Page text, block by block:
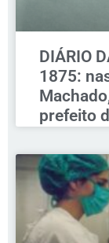
DIÁRIO
1875:
prefeito